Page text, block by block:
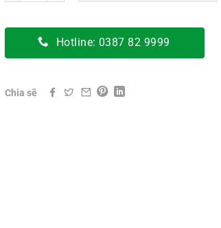
Hotline: 0387 82 9999
Chia sẽ